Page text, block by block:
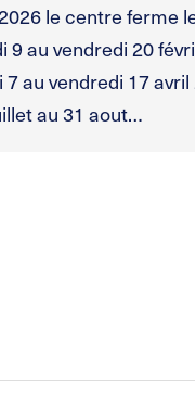
le centre ferme
9 au vendredi 20
au vendredi 17 avril
au 31 aout…